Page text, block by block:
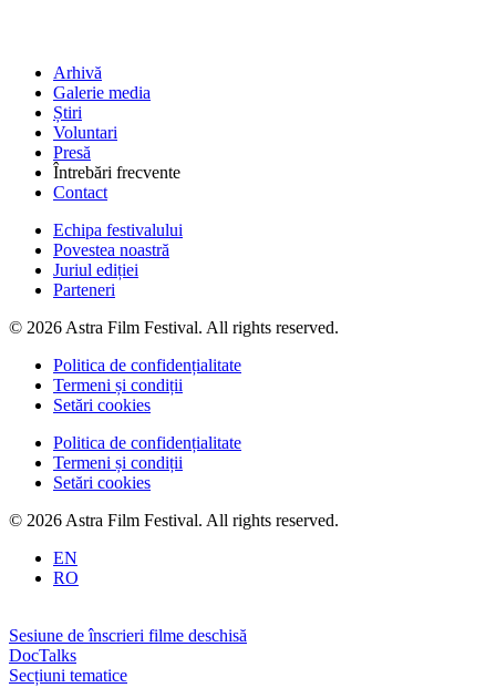
Arhivă
Galerie media
Știri
Voluntari
Presă
Întrebări frecvente
Contact
Echipa festivalului
Povestea noastră
Juriul ediției
Parteneri
© 2026 Astra Film Festival. All rights reserved.
Politica de confidențialitate
Termeni și condiții
Setări cookies
Politica de confidențialitate
Termeni și condiții
Setări cookies
© 2026 Astra Film Festival. All rights reserved.
EN
RO
Sesiune de înscrieri filme deschisă
DocTalks
Secțiuni tematice